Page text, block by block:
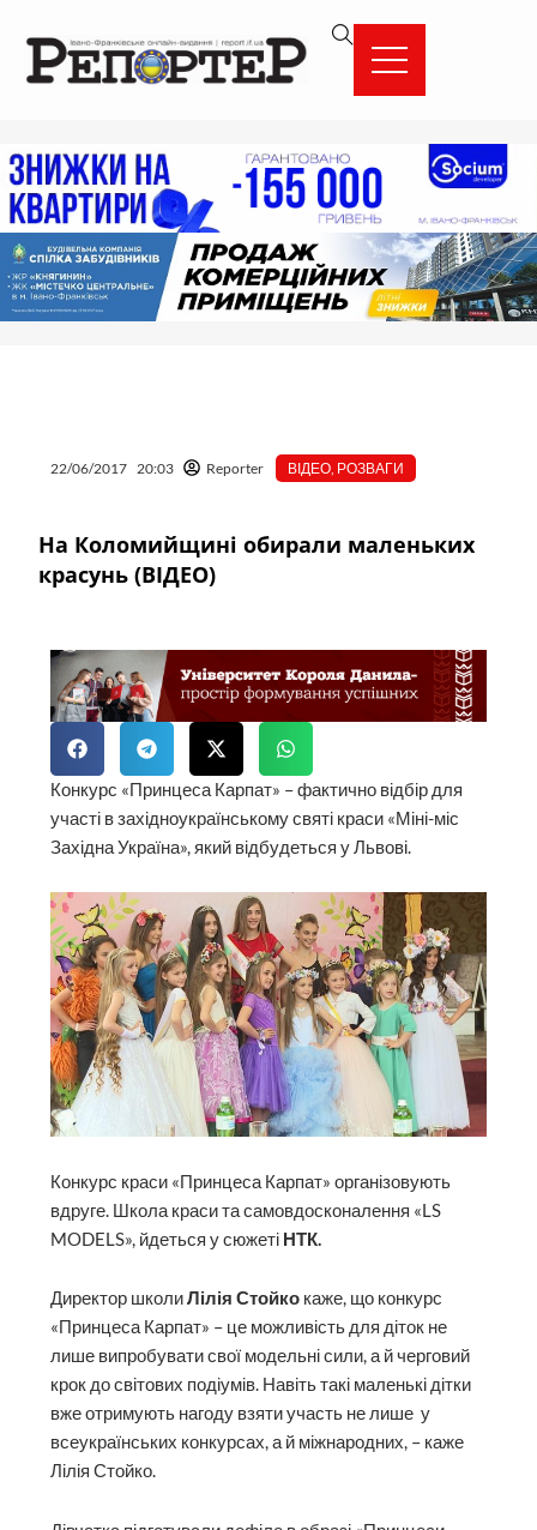
вмісту
22/06/2017 20:03 Reporter ВІДЕО РОЗВАГИ
На Коломийщині обирали маленьких
красунь (ВІДЕО)
Конкурс «Принцеса Карпат» – фактично відбір для
участі в західноукраїнському святі краси «Міні-міс
Західна Україна», який відбудеться у Львові.
Конкурс краси «Принцеса Карпат» організовують
вдруге. Школа краси та самовдосконалення «LS
MODELS», йдеться у сюжеті НТК.
Директор школиЛілія Стойко каже, що конкурс
«Принцеса Карпат» – це можливість для діток не
лише випробувати свої модельні сили, а й черговий
крок до світових подіумів. Навіть такі маленькі дітки
вже отримують нагоду взяти участь не лише у
всеукраїнських конкурсах, а й міжнародних, – каже
Лілія Стойко.